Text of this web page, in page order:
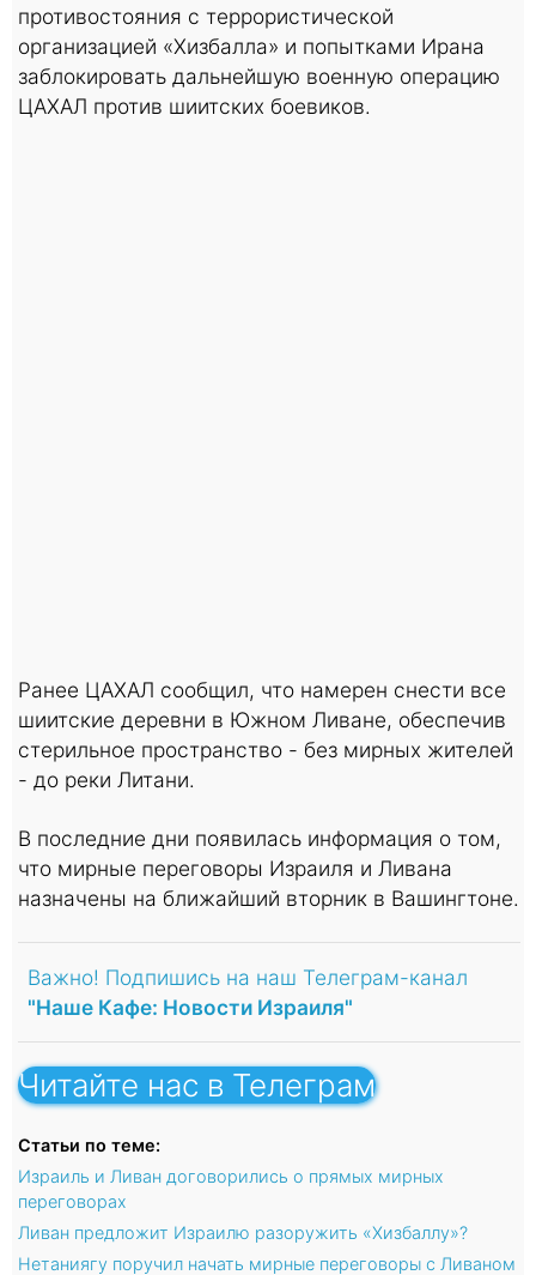
противостояния с террористической
организацией «Хизбалла» и попытками Ирана
заблокировать дальнейшую военную операцию
ЦАХАЛ против шиитских боевиков.
Ранее ЦАХАЛ сообщил, что намерен снести все
шиитские деревни в Южном Ливане, обеспечив
стерильное пространство - без мирных жителей
- до реки Литани.
В последние дни появилась информация о том,
что мирные переговоры Израиля и Ливана
назначены на ближайший вторник в Вашингтоне.
Важно! Подпишись на наш Телеграм-канал
"Наше Кафе: Новости Израиля"
Читайте нас в Телеграм
Статьи по теме:
Израиль и Ливан договорились о прямых мирных
переговорах
Ливан предложит Израилю разоружить «Хизбаллу»?
Нетаниягу поручил начать мирные переговоры с Ливаном